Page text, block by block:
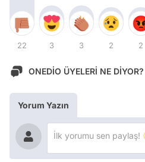
22 3 3 2 2
ONEDİO ÜYELERİ NE DİYOR?
Yorum Yazın